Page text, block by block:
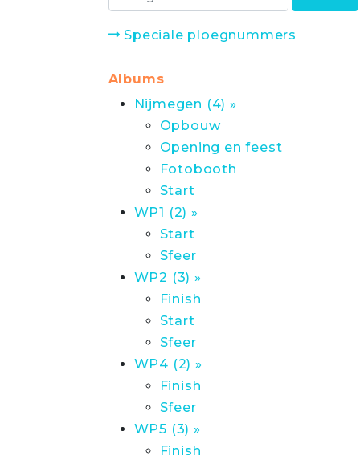
Speciale ploegnummers
Albums
Nijmegen (4) »
Opbouw
Opening en feest
Fotobooth
Start
WP1 (2) »
Start
Sfeer
WP2 (3) »
Finish
Start
Sfeer
WP4 (2) »
Finish
Sfeer
WP5 (3) »
Finish